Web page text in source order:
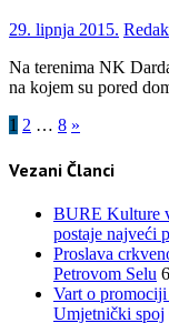
29. lipnja 2015.
Na terenima NK
na kojem su pored
Brojevi
stranica
objava
1 2 … 8 »
Vezani Članci
BURE Kulture
postaje najveći
Proslava
Petrovom Selu
Vart o
Umjetnički spoj